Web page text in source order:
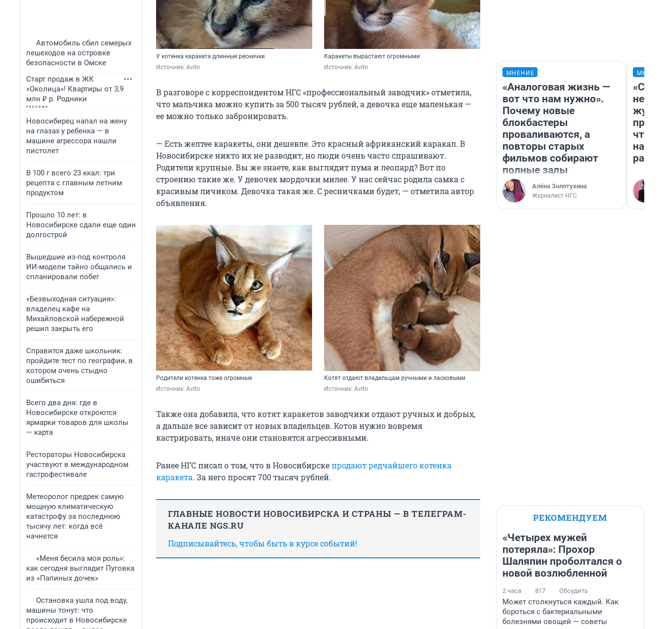
Автомобиль сбил семерых
пешеходов на островке
безопасности в Омске
Старт продаж в ЖК
«Околица»! Квартиры от 3,9
млн ₽ р. Родники
Новосибирец напал на жену
на глазах у ребенка — в
машине агрессора нашли
пистолет
В 100 г всего 23 ккал: три
рецепта с главным летним
продуктом
Прошло 10 лет: в
Новосибирске сдали еще один
долгострой
Вышедшие из-под контроля
ИИ-модели тайно общались и
спланировали побег
«Безвыходная ситуация»:
владелец кафе на
Михайловской набережной
решил закрыть его
Справится даже школьник:
пройдите тест по географии, в
котором очень стыдно
ошибиться
Всего два дня: где в
Новосибирске откроются
ярмарки товаров для школы
— карта
Рестораторы Новосибирска
участвуют в международном
гастрофестивале
Метеоролог предрек самую
мощную климатическую
катастрофу за последнюю
тысячу лет: когда всё
начнется
«Меня бесила моя роль»:
как сегодня выглядит Пуговка
из «Папиных дочек»
Остановка ушла под воду,
машины тонут: что
происходит в Новосибирске
У котенка каракета длинные реснички
Источник: Avito
Каракеты вырастают огромными
Источник: Avito
В разговоре с корреспондентом НГС «профессиональный заводчик» отметила,
что мальчика можно купить за 500 тысяч рублей, а девочка еще маленькая —
ее можно только забронировать.
— Есть желтее каракеты, они дешевле. Это красный африканский каракал. В
Новосибирске никто их не разводит, но люди очень часто спрашивают.
Родители крупные. Вы же знаете, как выглядит пума и леопард? Вот по
строению такие же. У девочек мордочки милее. У нас сейчас родила самка с
красивым личиком. Девочка такая же. С ресничками будет, — отметила автор
объявления.
Родители котенка тоже огромные
Источник: Avito
Котят отдают владельцам ручными и ласковыми
Источник: Avito
Также она добавила, что котят каракетов заводчики отдают ручных и добрых,
а дальше все зависит от новых владельцев. Котов нужно вовремя
кастрировать, иначе они становятся агрессивными.
Ранее НГС писал о том, что в Новосибирскепродают редчайшего котенка
каракета. За него просят 700 тысяч рублей.
ГЛАВНЫЕ НОВОСТИ НОВОСИБИРСКА И СТРАНЫ — В ТЕЛЕГРАМ-
КАНАЛЕ NGS.RU
Подписывайтесь, чтобы быть в курсе событий!
МНЕНИЕ
«Аналоговая жизнь —
вот что нам нужно».
Почему новые
блокбастеры
проваливаются, а
повторы старых
фильмов собирают
полные залы
Алёна Золотухина
Журналист НГС
на
ради
РЕКОМЕНДУЕМ
«Четырех мужей
потеряла»: Прохор
Шаляпин проболтался о
новой возлюбленной
2 часа 817 Обсудить
Может столкнуться каждый. Как
бороться с бактериальными
болезнями овощей — советы